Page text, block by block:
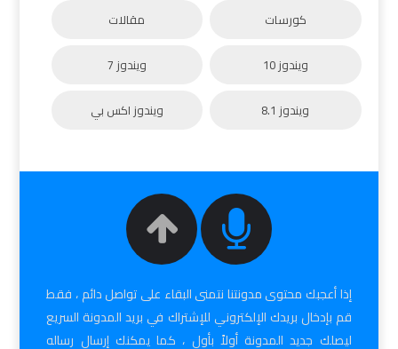
كورسات مقالات
ويندوز 10 ويندوز 7
ويندوز 8.1 ويندوز اكس بي
إذا أعجبك محتوى مدونتنا نتمنى البقاء على تواصل دائم ، فقط
قم بإدخال بريدك الإلكتروني للإشتراك في بريد المدونة السريع
ليصلك جديد المدونة أولاً بأول ، كما يمكنك إرسال رساله